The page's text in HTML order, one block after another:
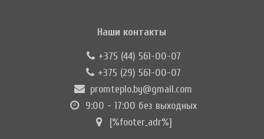
Наши контакты
+375 (44) 561-00-07
+375 (29) 561-00-07
promteplo.by@gmail.com
9:00 - 17:00 без выходных
[%footer_adr%]